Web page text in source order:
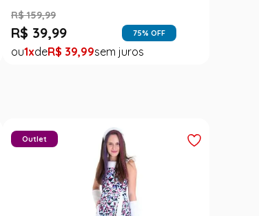
R$ 159,99
R$ 39,99 75% OFF
1 R$ 39,99
Outlet